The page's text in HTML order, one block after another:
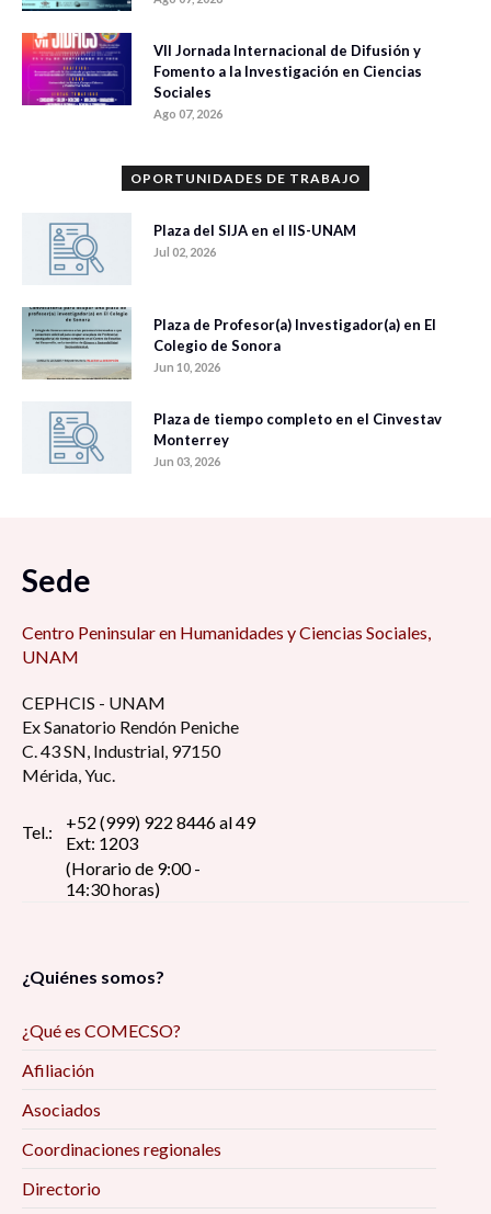
VII Jornada Internacional de Difusión y
Fomento a la Investigación en Ciencias
Sociales
Ago 07, 2026
OPORTUNIDADES DE TRABAJO
Plaza del SIJA en el IIS-UNAM
Jul 02, 2026
Plaza de Profesor(a) Investigador(a) en El
Colegio de Sonora
Jun 10, 2026
Plaza de tiempo completo en el Cinvestav
Monterrey
Jun 03, 2026
Sede
Centro Peninsular en Humanidades y Ciencias Sociales,
UNAM
CEPHCIS - UNAM
Ex Sanatorio Rendón Peniche
C. 43 SN, Industrial, 97150
Mérida, Yuc.
Tel.:
+52 (999) 922 8446 al 49
Ext: 1203
(Horario de 9:00 -
14:30 horas)
¿Quiénes somos?
¿Qué es COMECSO?
Afiliación
Asociados
Coordinaciones regionales
Directorio